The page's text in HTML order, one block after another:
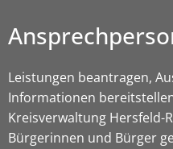
Leistungen beantragen,
Informationen
Kreisverwaltung
Bürgerinnen und Bürger